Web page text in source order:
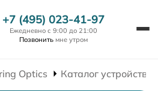
+7 (495) 023-41-97
Ежедневно с 9:00 до 21:00
Позвонить мне утром
Optics Каталог устройств